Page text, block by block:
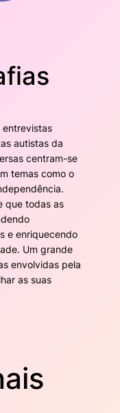
entrevistas
autistas da
centram-se
temas como o
que todas as
e enriquecendo
Um grande
envolvidas pela
as suas